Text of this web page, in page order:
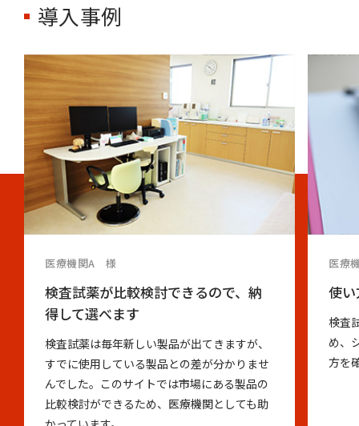
導入事例
医療機関A 様
検査試薬が比較検討できるので、納
得して選べます
検査試薬は毎年新しい製品が出てきますが、
すでに使用している製品との差が分かりませ
んでした。このサイトでは市場にある製品の
比較検討ができるため、医療機関としても助
医療
使
検査
め、
方を